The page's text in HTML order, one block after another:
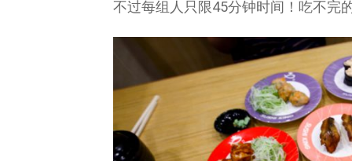
不过每组人只限45分钟时间！吃不完